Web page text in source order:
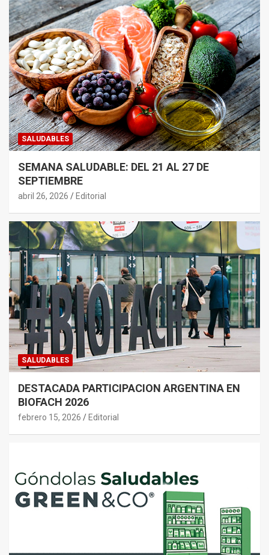
SALUDABLES
SEMANA SALUDABLE: DEL 21 AL 27 DE
SEPTIEMBRE
abril 26, 2026 Editorial
SALUDABLES
DESTACADA PARTICIPACION ARGENTINA EN
BIOFACH 2026
febrero 15, 2026 Editorial